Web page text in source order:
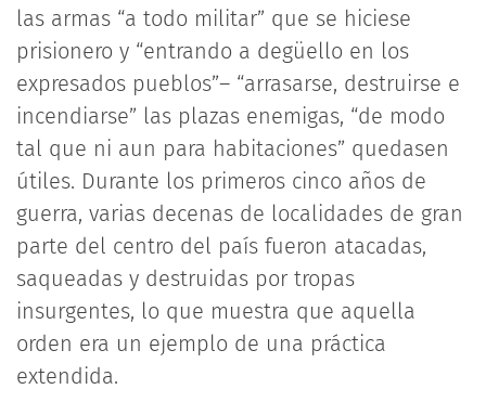
las armas “a todo militar” que se hiciese
prisionero y “entrando a degüello en los
expresados pueblos”– “arrasarse, destruirse e
incendiarse” las plazas enemigas, “de modo
tal que ni aun para habitaciones” quedasen
útiles. Durante los primeros cinco años de
guerra, varias decenas de localidades de gran
parte del centro del país fueron atacadas,
saqueadas y destruidas por tropas
insurgentes, lo que muestra que aquella
orden era un ejemplo de una práctica
extendida.